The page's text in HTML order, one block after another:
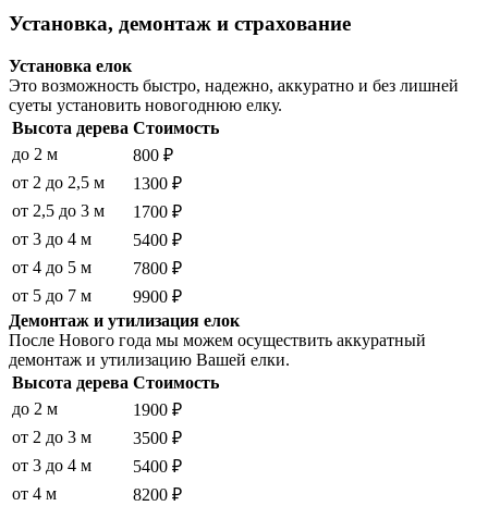
Установка, демонтаж и страхование
Установка елок
Это возможность быстро, надежно, аккуратно и без лишней
суеты установить новогоднюю елку.
Высота дерева Стоимость
до 2 м
800 ₽
от 2 до 2,5 м
1300 ₽
от 2,5 до 3 м
1700 ₽
от 3 до 4 м
5400 ₽
от 4 до 5 м
7800 ₽
от 5 до 7 м
9900 ₽
Демонтаж и утилизация елок
После Нового года мы можем осуществить аккуратный
демонтаж и утилизацию Вашей елки.
Высота дерева Стоимость
до 2 м
1900 ₽
от 2 до 3 м
3500 ₽
от 3 до 4 м
5400 ₽
от 4 м
8200 ₽